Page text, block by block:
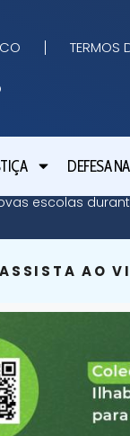
TERMOS
DEFESA
escolas
ASSISTA AO